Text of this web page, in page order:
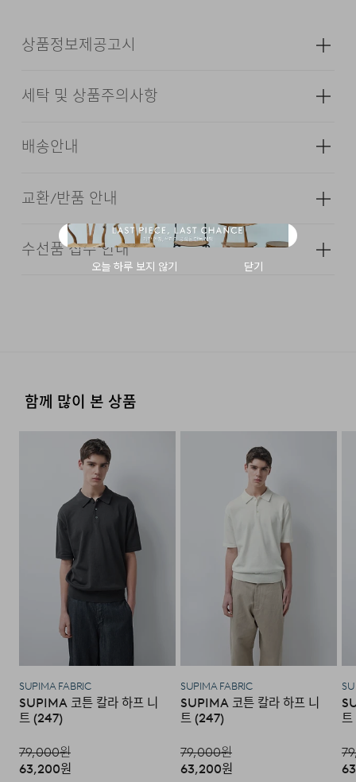
DESCRIPTION
SUPIMA COTTON 100%
12GG KNIT
RIBBED CUFF & HEM
조직감과 자연스러운 탄성을 느끼실 수 있으며, 12GG
쾌적한 착용감을 제공합니다.
에센셜한 카라 니트 특유의 단정한 분위기를 기반으로
다양한 스타일에 자연스럽게 어우러질 수 있도록
제작했습니다. 과하지 않은 여유감과 깔끔한 실루엣으로
단독 착용은 물론, 이너로도 활용도가 높은 디자인입니다.
상품정보제공고시
소재
겉감: 면 100% (심지,보강재,상표,무늬,
색상
다크 그레이, 라이트 그레이, 블랙,
화이트 , 블루, 다크 네이비
상품상세설명참조
무게
290g
세탁방법 및
상품상세설명참조
(해당 정보는 실제 상품과
상이할 수 있음. 정확한 제조일은 제품
품질보증기준
코오롱인더스트리㈜FnC부문 제품의
품질보증기간은 구입일로부터 1년,
입점사 제품의 경우, 업체마다 다를 수
있음 그 외 기준은 관련법 및
소비자분쟁해결 규정에 따름
a/s책임자와
전화번호
코오롱인더스트리(주)FnC부문 1588-
7667
세탁 및 상품주의사항
다리미질은 헝겊을 덮고 80~120˚c로 다리미질을 할 수
세탁 후 건조할 때 기계건조를 할 수 없다.
물의 온도 30˚c를 표준으로 약하게 손세탁을 할 수 있다
(세탁기 사용 불가) 세제의 종류는 중성세제를 사용한다.
배송안내
배송기간(물류센터)
본 상품은 오프라인 매장과 동시에 판매하는 상품이므로, 주
문 접수 및 상품 준비 도중 판매가 증가하여 발송지연 또는
품절 될 수 있으니 양해 부탁드립니다. 배송이 지연되는 경
아 배송하므로 평균 배송일보다 1~2일이 지연될 수 있습니
[매장직배송]
·일부 상품의 경우, 지정된 매장에서 직접 배송이 이루어집
·지정된 매장의 재고 부족시 타매장에서 재고를 수급하여 배
송하므로 3~7일이 소요됩니다.
* 예약 및 공동구매와 같은 특정 상품의 경우, 사전에 공지
된 발송일에 일괄 배송됩니다.
전국배송 가능 (제주도나 기타도서 지방은 별도의 요금이 부
과됩니다.)
편의점 픽업 가능 상품에 한하여 주문 시 배송 주소에 원하
시는 GS25 편의점을 선택하여 수령 가능하며 상품 도착 시
교환/반품 안내
·교환 및 반품은 상품수령 후 7일 이내에 요청 하셔야 하며,
수선 및 착용상태가 없는 사용하지 않은 상품이어야 합니다.
·사이즈 교환만 가능하며 컬러 교환을 원하실 경우, 기존 상
·반품에 의한 선환불은 불가능 하며, 반품 상품이 물류센터
로 입고된 후 상품의 이상 유무를 확인한 후에 환불처리 해
1. 교환 & 반품시 주의사항
·교환 및 반품은 제품 수령 후 7일 이내에 가능합니다.
·상품은 착용한 흔적이 있거나, 상품tag가 손상된 경우 교
환/반품/환불이 불가합니다. 교환시 맞교환은 불가능하며,
상품 입고 후 교환을 원하시는 제품으로 배송해드립니다.
·교환 및 반품내역이 접수되지 않거나, 지정된 반송처로 반
송되지 않을 시, 교환/반품/환불 절차가 지연되오니 양해
부탁 드립니다.
테이프 등으로 안전하게 포장하여 발송해 주시기 바랍니다.
수선품 접수 안내
·방문 가능한 매장이 없을 경우, 코오롱인더스트리㈜ FnC
부문 서비스센터로 택배 접수가 가능합니다. 수선 요청 제품
하여 보내주시기 바랍니다. (택배비는 선불 지급입니다.)
·일반적인 수선 기간은 배송 기간 포함하여 약 10일 이내이
나, 수선의 난이도와 원부자재 수급 상황에 따라 달라질 수
있습니다.
·자세한 수선 접수 방법과 수선 비용은 아래 '수선품 접수 자
세히 보기'를 통해 확인 가능합니다.
수선품 접수 자세히 보기
함께 많이 본 상품
SUPIMA FABRIC
SUPIMA 코튼 칼라 하프 니
트 (247)
79,000원
63,200원
SUPIMA FABRIC
SUPIMA 코튼 칼라 하프 니
트 (247)
79,000원
63,200원